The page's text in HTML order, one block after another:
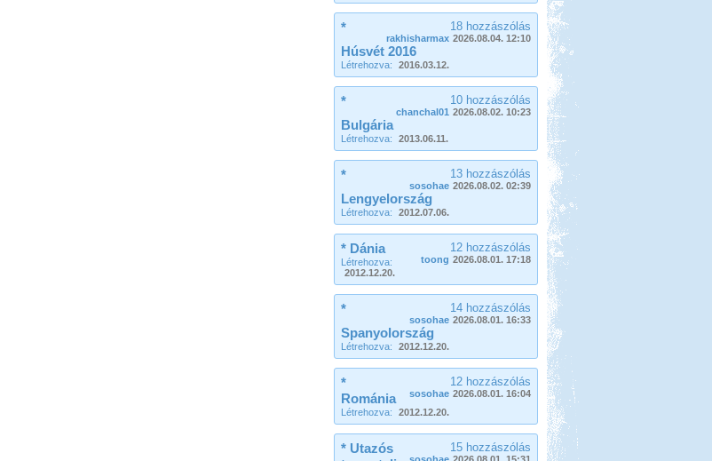
18 hozzászólás
rakhisharmax 2026.08.04. 12:10
*
Húsvét 2016
Létrehozva: 2016.03.12.
10 hozzászólás
chanchal01 2026.08.02. 10:23
*
Bulgária
Létrehozva: 2013.06.11.
13 hozzászólás
sosohae 2026.08.02. 02:39
*
Lengyelország
Létrehozva: 2012.07.06.
12 hozzászólás
toong 2026.08.01. 17:18
* Dánia
Létrehozva:
2012.12.20.
14 hozzászólás
sosohae 2026.08.01. 16:33
*
Spanyolország
Létrehozva: 2012.12.20.
12 hozzászólás
sosohae 2026.08.01. 16:04
*
Románia
Létrehozva: 2012.12.20.
15 hozzászólás
* Utazós